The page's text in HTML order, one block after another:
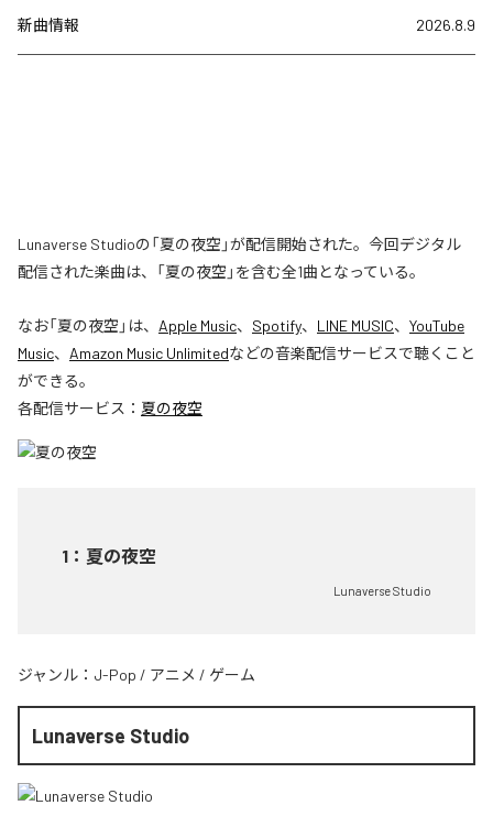
新曲情報 2026.8.9
Lunaverse Studioの「夏の夜空」が配信開始された。今回デジタル
配信された楽曲は、「夏の夜空」を含む全1曲となっている。
なお「夏の夜空 」は、 Apple Music、 Spotify、 LINE MUSIC、 YouTube
Music、 Amazon Music Unlimitedなどの音楽配信サービスで聴くこと
ができる。
各配信サービス： 夏の夜空
1 ： 夏の夜空
Lunaverse Studio
ジャンル： J-Pop / アニメ / ゲーム
Lunaverse Studio